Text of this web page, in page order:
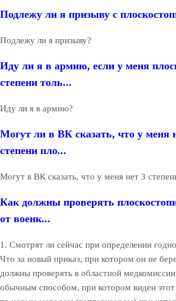
Подлежу ли я призыву с
Подлежу ли я призыву?
Иду ли я в армию, если у меня
степени толь...
Иду ли я в армию?
Могут ли в ВК сказать, что у меня
степени пло...
Могут в ВК сказать, что у меня нет 3
Как должны проверять
от военк...
1. Смотрят ли сейчас при определении
Что за новый приказ, при котором он не
должны проверять в областной
обычным способом, при котором виден